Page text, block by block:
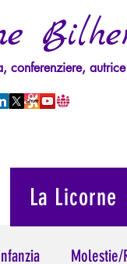
conferenziere, autrice
Molestie/
La Licorne